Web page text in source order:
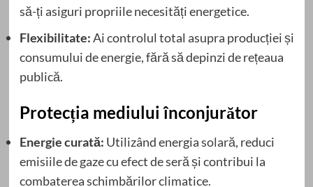
să-ți asiguri propriile necesități energetice.
Flexibilitate:Ai controlul total asupra producției și
consumului de energie, fără să depinzi de rețeaua
publică.
Protecția mediului înconjurător
Energie curată: Utilizând energiasolară, reduci
emisiile de gaze cu efect de seră și contribui la
combaterea schimbărilor climatice.